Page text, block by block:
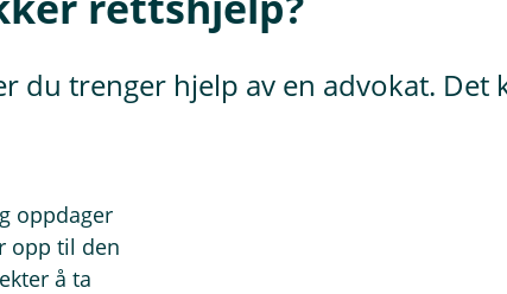
du trenger hjelp av en advokat.
oppdager
opp til den
å ta